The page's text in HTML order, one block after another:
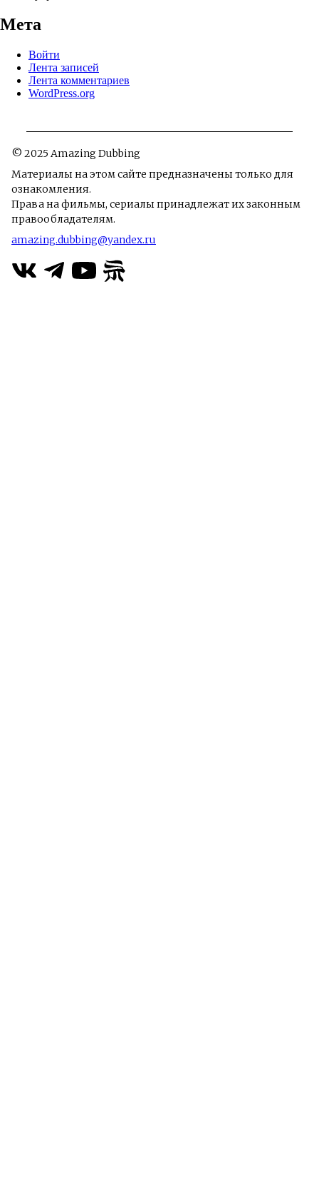
Мета
Войти
Лента записей
Лента комментариев
WordPress.org
© 2025 Amazing Dubbing
Материалы на этом сайте предназначены только для
ознакомления.
Права на фильмы, сериалы принадлежат их законным
правообладателям.
amazing.dubbing@yandex.ru